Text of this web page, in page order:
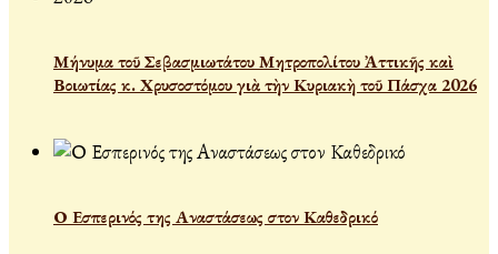
Μήνυμα τοῦ Σεβασμιωτάτου Μητροπολίτου Ἀττικῆς καὶ
Βοιωτίας κ. Χρυσοστόμου γιὰ τὴν Κυριακὴ τοῦ Πάσχα 2026
Ο Εσπερινός της Αναστάσεως στον Καθεδρικό